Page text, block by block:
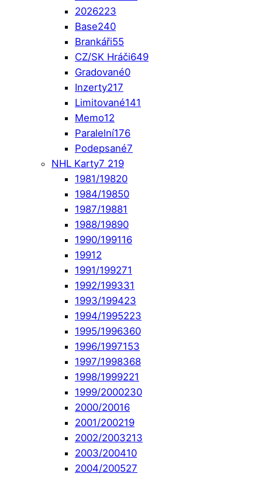
2026223
Base240
Brankáři55
CZ/SK Hráči649
Gradované0
Inzerty217
Limitované141
Memo12
Paralelní176
Podepsané7
NHL Karty7 219
1981/19820
1984/19850
1987/19881
1988/19890
1990/199116
19912
1991/199271
1992/199331
1993/199423
1994/1995223
1995/1996360
1996/1997153
1997/1998368
1998/1999221
1999/2000230
2000/20016
2001/200219
2002/2003213
2003/200410
2004/200527